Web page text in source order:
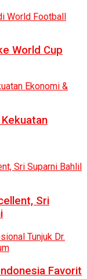
World Cup
Sri
Favorit